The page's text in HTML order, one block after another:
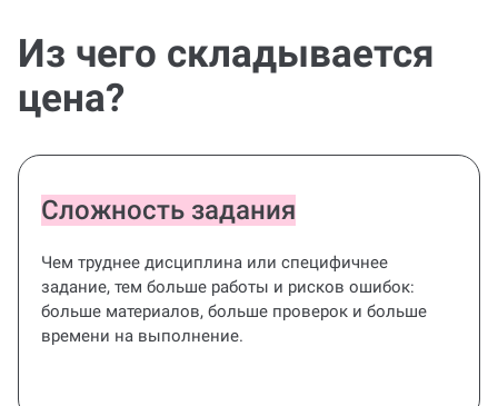
Из чего складывается
цена?
Сложность задания
Чем труднее дисциплина или специфичнее
задание, тем больше работы и рисков ошибок:
больше материалов, больше проверок и больше
времени на выполнение.